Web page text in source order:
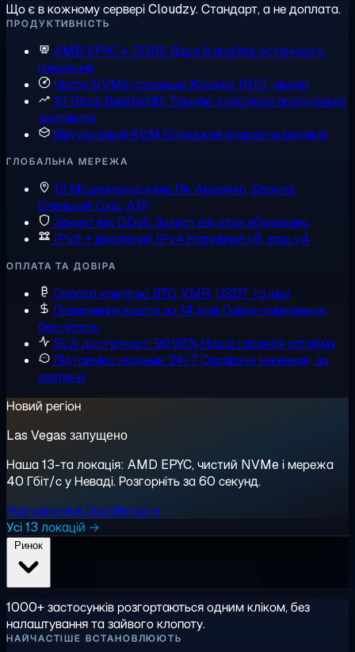
Що є в кожному сервері Cloudzy. Стандарт, а не доплата.
ПРОДУКТИВНІСТЬ
AMD EPYC + DDR5 Ядра й пам'ять останнього
покоління
Чисте NVMe-сховищеЖодних HDD, ніколи
10 Gbps Bandwidth Тарифи з високою пропускною
здатністю
Віртуалізація KVM Справжня апаратна ізоляція
ГЛОБАЛЬНА МЕРЕЖА
13 Місцезнаходжень Пн. Америка, Європа,
Близький Схід, АТР
Захист від DDoS Захист від атак вбудовано
IPv6 + виділений IPv4 Нативний v6, ваш v4
ОПЛАТА ТА ДОВІРА
Оплата криптою BTC, XMR, USDT та інші
Повернення коштів за 14 днів Повне повернення,
без питань
SLA доступності 99,95% Наша гарантія аптайму
Підтримка людьми 24/7Справжні інженери, за
хвилини
Новий регіон
Las Vegas запущено
Наша 13-та локація: AMD EPYC, чистий NVMe і мережа
40 Гбіт/с у Неваді. Розгорніть за 60 секунд.
Розгорнути в Лас-Вегасі →
Усі 13 локацій →
1000+ застосунків розгортаються одним кліком, без
налаштування та зайвого клопоту.
НАЙЧАСТІШЕ ВСТАНОВЛЮЮТЬ